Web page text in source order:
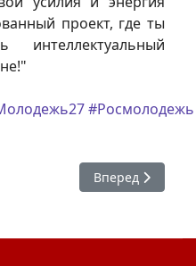
проект, где ты
интеллектуальный
#Росмолодежь
посетили проектную
Следующий:
Вперед